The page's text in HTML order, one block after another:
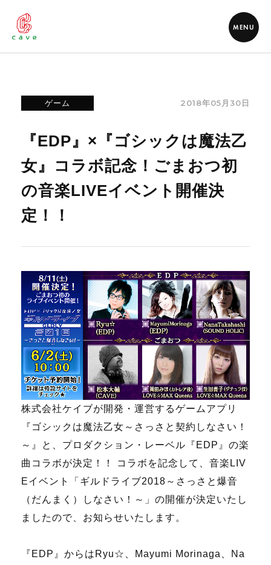
MENU
ゲーム 2018年05月30日
『EDP』×『ゴシックは魔法乙
女』コラボ記念！ごまおつ初
の音楽LIVEイベント開催決
定！！
株式会社ケイブが開発・運営するゲームアプリ
『ゴシックは魔法乙女～さっさと契約しなさい！
～』と、プロダクション・レーベル『EDP』の楽
曲コラボが決定！！ コラボを記念して、音楽LIV
Eイベント「ギルドライブ2018～さっさと爆音
（だんまく）しなさい！～」の開催が決定いたし
ましたので、お知らせいたします。
『EDP』からはRyu☆、Mayumi Morinaga、Na